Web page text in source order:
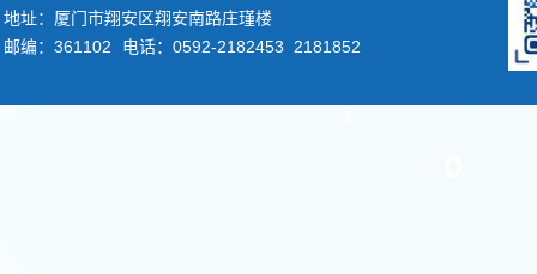
地址：厦门市翔安区翔安南路庄瑾楼
邮编：361102
电话：0592-2182453 2181852